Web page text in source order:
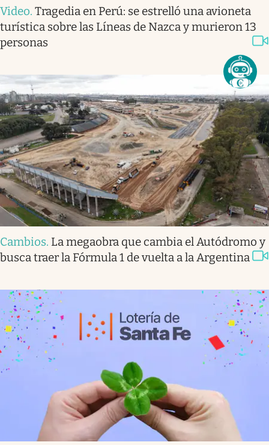
Video. Tragedia en Perú: se estrelló una avioneta
turística sobre las Líneas de Nazca y murieron 13
personas
Cambios. La megaobra que cambia el Autódromo y
busca traer la Fórmula 1 de vuelta a la Argentina